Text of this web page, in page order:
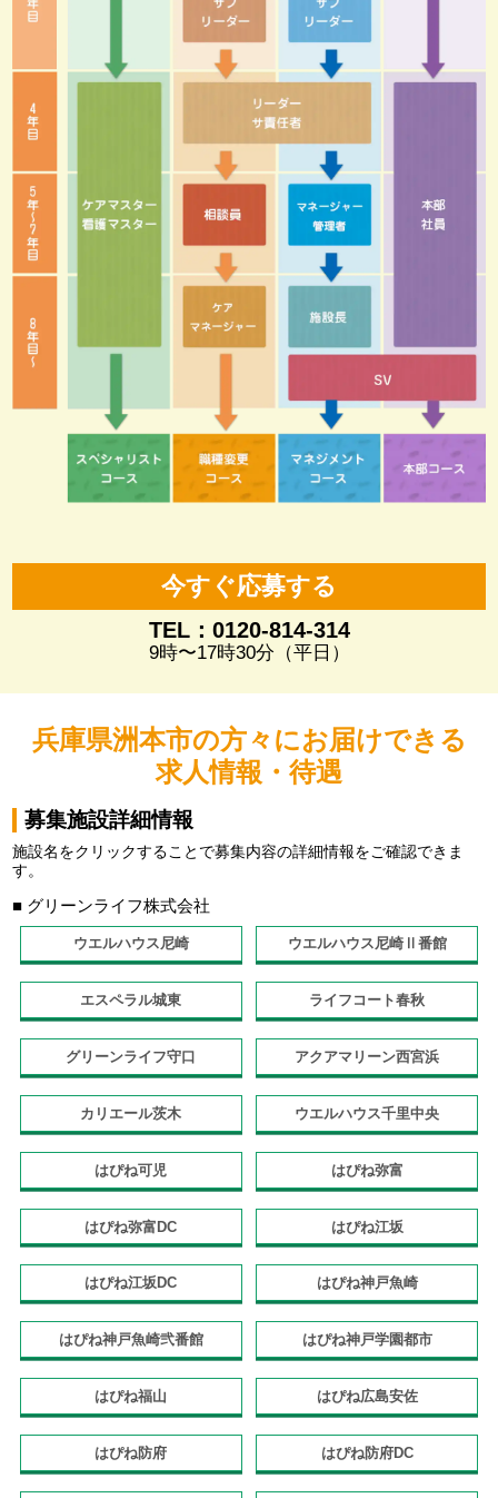
今すぐ応募する
TEL：0120-814-314
9時〜17時30分（平日）
兵庫県洲本市の方々にお届けできる
求人情報・待遇
募集施設詳細情報
施設名をクリックすることで募集内容の詳細情報をご確認できま
す。
■ グリーンライフ株式会社
ウエルハウス尼崎 ウエルハウス尼崎Ⅱ番館
エスペラル城東 ライフコート春秋
グリーンライフ守口 アクアマリーン西宮浜
カリエール茨木 ウエルハウス千里中央
はぴね可児 はぴね弥富
はぴね弥富DC はぴね江坂
はぴね江坂DC はぴね神戸魚崎
はぴね神戸魚崎弐番館 はぴね神戸学園都市
はぴね福山 はぴね広島安佐
はぴね防府 はぴね防府DC